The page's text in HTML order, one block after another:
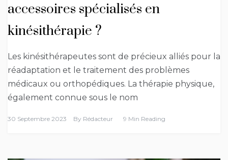
accessoires spécialisés en
kinésithérapie ?
Les kinésithérapeutes sont de précieux alliés pour la
réadaptation et le traitement des problèmes
médicaux ou orthopédiques. La thérapie physique,
également connue sous le nom
30 Septembre 2023 By Rédacteur 9 Min Reading